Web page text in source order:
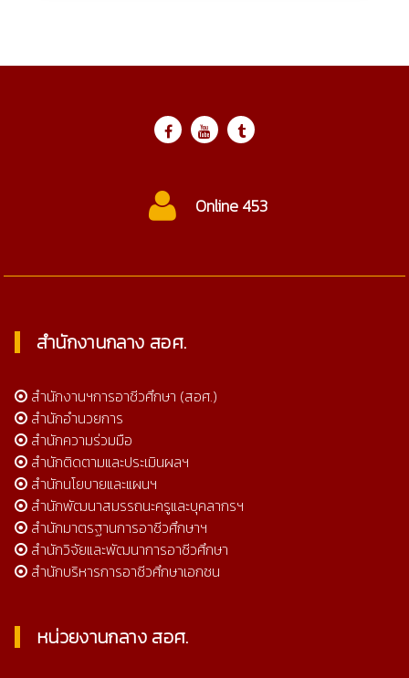
ctc@cmtc.ac.th
สำนักงานกลาง สอศ.
สำนักงานฯการอาชีวศึกษา (สอศ.)
สำนักอำนวยการ
สำนักความร่วมมือ
สำนักติดตามและประเมินผลฯ
สำนักนโยบายและแผนฯ
สำนักพัฒนาสมรรถนะครูและบุคลากรฯ
สำนักมาตรฐานการอาชีวศึกษาฯ
สำนักวิจัยและพัฒนาการอาชีวศึกษา
สำนักบริหารการอาชีวศึกษาเอกชน
หน่วยงานกลาง สอศ.